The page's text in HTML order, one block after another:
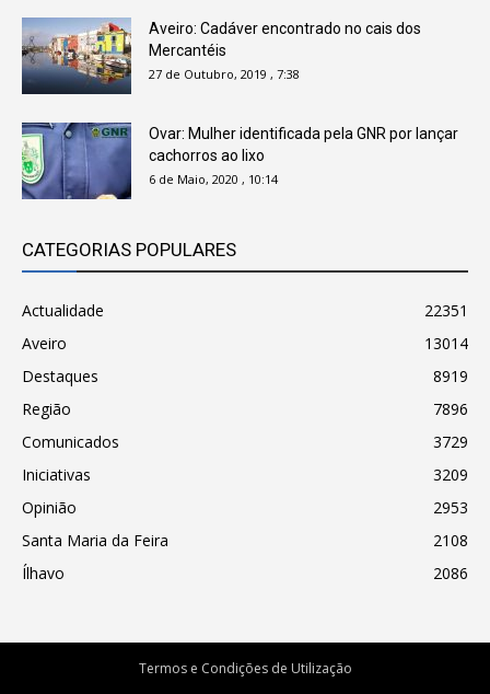
Aveiro: Cadáver encontrado no cais dos
Mercantéis
27 de Outubro, 2019 , 7:38
Ovar: Mulher identificada pela GNR por lançar
cachorros ao lixo
6 de Maio, 2020 , 10:14
CATEGORIAS POPULARES
Actualidade
22351
Aveiro
13014
Destaques
8919
Região
7896
Comunicados
3729
Iniciativas
3209
Opinião
2953
Santa Maria da Feira
2108
Ílhavo
2086
Termos e Condições de Utilização